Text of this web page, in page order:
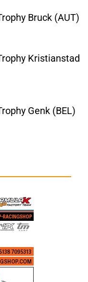
Bruck (AUT)
Kristianstad
Genk (BEL)